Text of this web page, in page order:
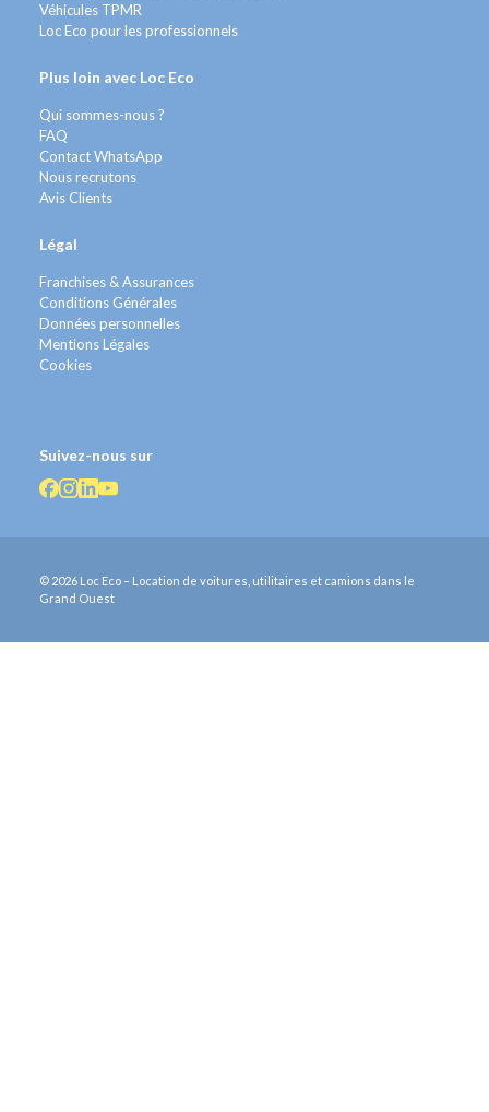
Véhicules TPMR
Loc Eco pour les professionnels
Plus loin avec Loc Eco
Qui sommes-nous ?
FAQ
Contact WhatsApp
Nous recrutons
Avis Clients
Légal
Franchises & Assurances
Conditions Générales
Données personnelles
Mentions Légales
Cookies
Suivez-nous sur
© 2026 Loc Eco – Location de voitures, utilitaires et camions dans le
Grand Ouest